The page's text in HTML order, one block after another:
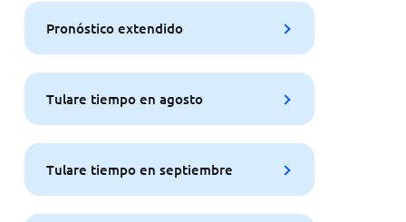
Pronóstico extendido
Tulare tiempo en agosto
Tulare tiempo en septiembre